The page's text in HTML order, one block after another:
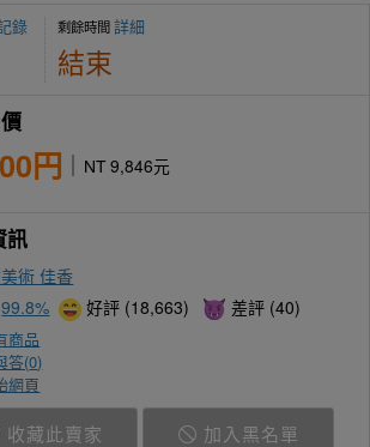
錄 剩餘時間詳細
結束
円 NT 9,846元
訊
術 佳香
99.8% 好評 (18,663) 差評 (40)
商品
答(0)
網頁
收藏此賣家 加入黑名單